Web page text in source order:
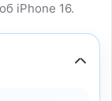
iPhone 16.